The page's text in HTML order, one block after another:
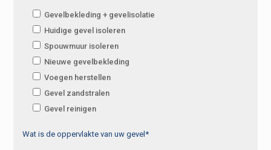
Gevelbekleding + gevelisolatie
Huidige gevel isoleren
Spouwmuur isoleren
Nieuwe gevelbekleding
Voegen herstellen
Gevel zandstralen
Gevel reinigen
Wat is de oppervlakte van uw gevel*